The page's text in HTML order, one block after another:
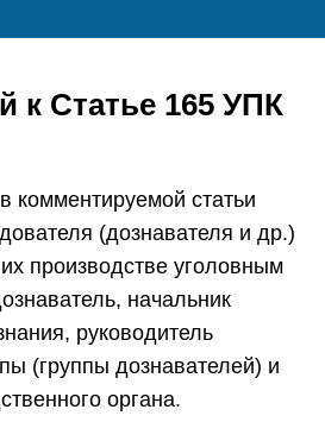
к Статье 165 УПК
комментируемой статьи
(дознавателя и др.)
производстве уголовным
начальник
руководитель
(группы дознавателей) и
органа.